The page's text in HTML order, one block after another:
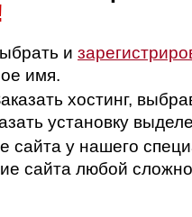
и
имя.
хостинг,
установку
сайта у нашего
сайта любой